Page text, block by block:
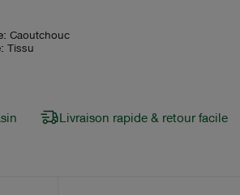
: Caoutchouc
: Tissu
Livraison rapide & retour facile